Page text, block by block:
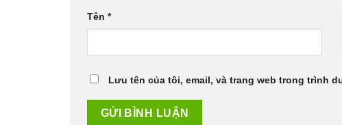
Tên *
Lưu tên của tôi, email, và trang web trong trình